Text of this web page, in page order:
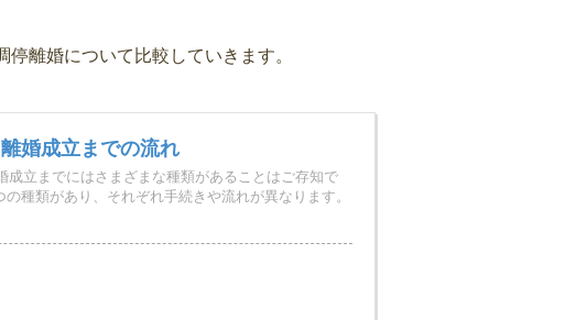
離婚について比較していきます。
婚成立までの流れ
成立までにはさまざまな種類があることはご存知で
種類があり、それぞれ手続きや流れが異なります。